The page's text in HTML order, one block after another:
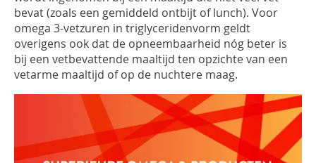
bevat (zoals een gemiddeld ontbijt of lunch). Voor
omega 3-vetzuren in triglyceridenvorm geldt
overigens ook dat de opneembaarheid nóg beter is
bij een vetbevattende maaltijd ten opzichte van een
vetarme maaltijd of op de nuchtere maag.